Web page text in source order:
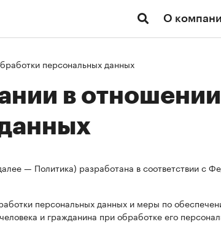
О
персональных данных
в
— Политика) разработана в соответствии
персональных данных и меры по
и гражданина при обработке его